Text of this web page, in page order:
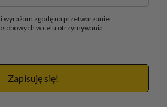
wyrażam zgodę na przetwarzanie
w celu otrzymywania
Zapisuję się!